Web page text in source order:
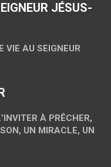
JÉSUS-
VIE AU SEIGNEUR
À PRÊCHER,
UN MIRACLE, UN